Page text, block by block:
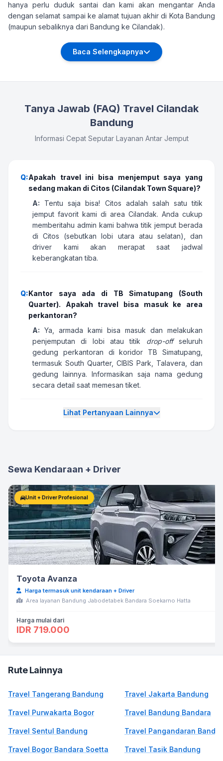
hanya perlu duduk santai dan kami akan mengantar Anda
dengan selamat sampai ke alamat tujuan akhir di Kota Bandung
(maupun sebaliknya dari Bandung ke Cilandak).
Baca Selengkapnya
Tanya Jawab (FAQ) Travel Cilandak
Bandung
Informasi Cepat Seputar Layanan Antar Jemput
Q:Apakah travel ini bisa menjemput saya yang
sedang makan di Citos (Cilandak Town Square)?
A: Tentu saja bisa! Citos adalah salah satu titik
jemput favorit kami di area Cilandak. Anda cukup
memberitahu admin kami bahwa titik jemput berada
di Citos (sebutkan lobi utara atau selatan), dan
driver kami akan merapat saat jadwal
keberangkatan tiba.
Q:Kantor saya ada di TB Simatupang (South
Quarter). Apakah travel bisa masuk ke area
perkantoran?
A: Ya, armada kami bisa masuk dan melakukan
penjemputan di lobi atau titik drop-offseluruh
gedung perkantoran di koridor TB Simatupang,
termasuk South Quarter, CIBIS Park, Talavera, dan
gedung lainnya. Informasikan saja nama gedung
secara detail saat memesan tiket.
Lihat Pertanyaan Lainnya
Sewa Kendaraan + Driver
Unit + Driver Profesional
Toyota Avanza
Harga termasuk unit kendaraan + Driver
Area layanan Bandung Jabodetabek Bandara Soekarno Hatta
Harga mulai dari
IDR 719.000
Rute Lainnya
Travel Tangerang Bandung
Travel Purwakarta Bogor
Travel Sentul Bandung
Travel Bogor Bandara Soetta
Travel Jakarta Bandung
Travel Bandung Bandara
Travel Pangandaran
Travel Tasik Bandung